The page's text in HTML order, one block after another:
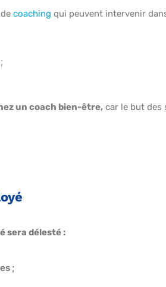
coaching qui peuvent intervenir
un coach bien-être, car le but des
sera délesté :
;